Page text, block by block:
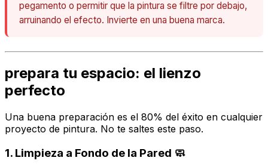
pegamento o permitir que la pintura se filtre por debajo,
arruinando el efecto. Invierte en una buena marca.
prepara tu espacio: el lienzo
perfecto
Una buena preparación es el 80% del éxito en cualquier
proyecto de pintura. No te saltes este paso.
1. Limpieza a Fondo de la Pared 🧼